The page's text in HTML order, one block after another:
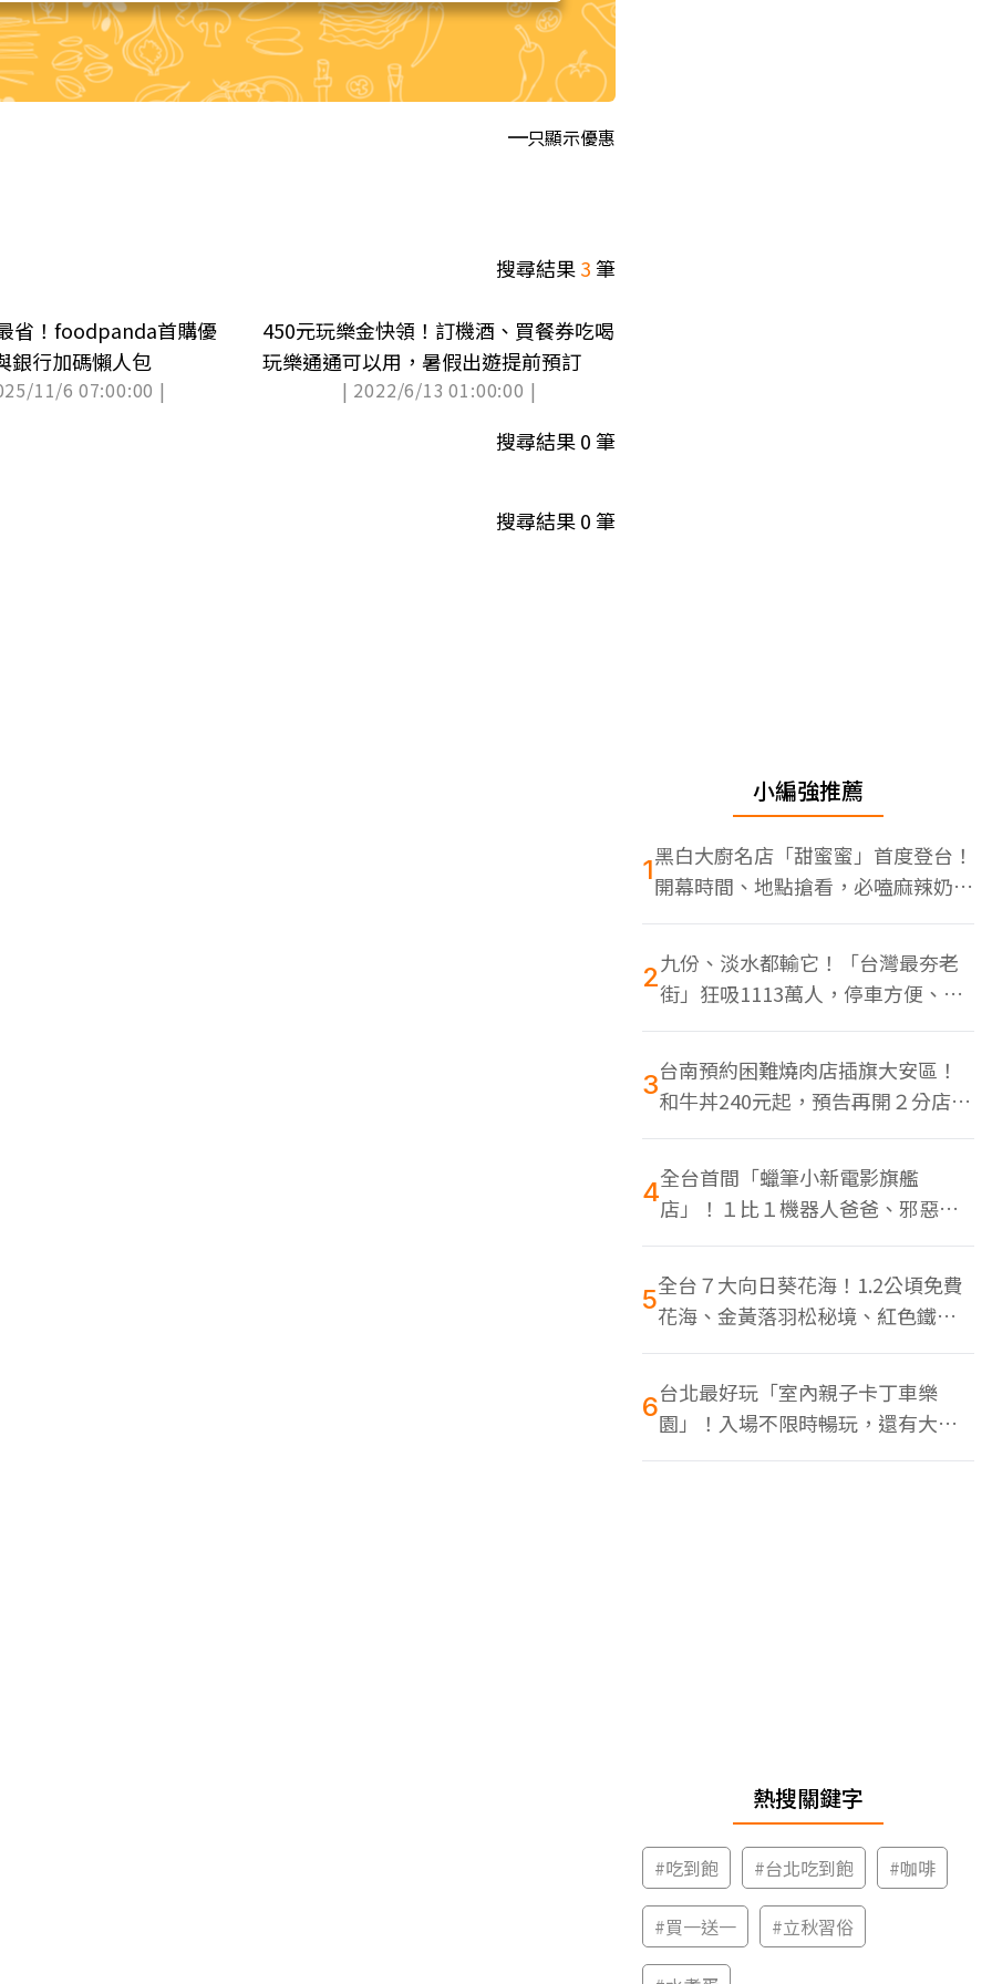
只顯示優惠
搜尋結果3筆
省！foodpanda首購優
銀行加碼懶人包
11/6 07:00:00 |
450元玩樂金快領！訂機酒、買餐券吃喝
玩樂通通可以用，暑假出遊提前預訂
| 2022/6/13 01:00:00 |
搜尋結果0筆
搜尋結果0筆
小編強推薦
1黑白大廚名店「甜蜜蜜」首度登台！
開幕時間、地點搶看，必嗑麻辣奶油
蝦
2九份、淡水都輸它！「台灣最夯老
街」狂吸1113萬人，停車方便、特
色美食多
3台南預約困難燒肉店插旗大安區！
和牛丼240元起，預告再開２分店、
地點曝光
4全台首間「蠟筆小新電影旗艦
店」！１比１機器人爸爸、邪惡正
男，百款周邊買翻
5全台７大向日葵花海！1.2公頃免費
花海、金黃落羽松秘境、紅色鐵橋
同框
6台北最好玩「室內親子卡丁車樂
園」！入場不限時暢玩，還有大螢
幕Switch遊戲區
熱搜關鍵字
#吃到飽 #台北吃到飽 #咖啡
#買一送一 #立秋習俗